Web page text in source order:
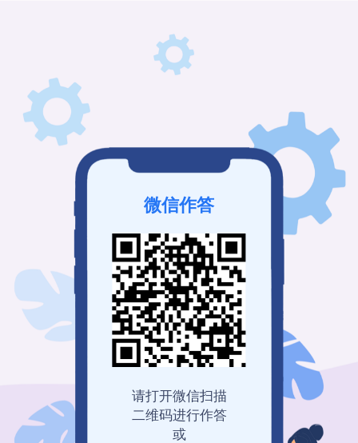
该接龙未发布
登录查看历史记录 我也要免费创建
微信作答
请打开微信扫描
二维码进行作答
或